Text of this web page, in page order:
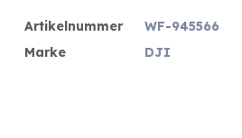
Artikelnummer
WF-945566
Marke
DJI